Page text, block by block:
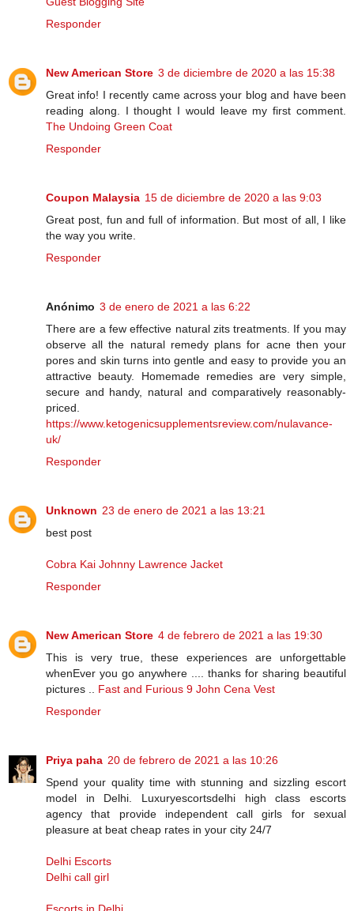
Responder
New American Store 3 de diciembre de 2020 a las 15:38
Great info! I recently came across your blog and have been
reading along. I thought I would leave my first comment.
The Undoing Green Coat
Responder
Coupon Malaysia 15 de diciembre de 2020 a las 9:03
Great post, fun and full of information. But most of all, I like
the way you write.
Responder
Anónimo 3 de enero de 2021 a las 6:22
There are a few effective natural zits treatments. If you may
observe all the natural remedy plans for acne then your
pores and skin turns into gentle and easy to provide you an
attractive beauty. Homemade remedies are very simple,
secure and handy, natural and comparatively reasonably-
priced.
https://www.ketogenicsupplementsreview.com/nulavance-
uk/
Responder
Unknown 23 de enero de 2021 a las 13:21
best post
Cobra Kai Johnny Lawrence Jacket
Responder
New American Store 4 de febrero de 2021 a las 19:30
This is very true, these experiences are unforgettable
whenEver you go anywhere .... thanks for sharing beautiful
pictures .. Fast and Furious 9 John Cena Vest
Responder
Priya paha 20 de febrero de 2021 a las 10:26
Spend your quality time with stunning and sizzling escort
model in Delhi. Luxuryescortsdelhi high class escorts
agency that provide independent call girls for sexual
pleasure at beat cheap rates in your city 24/7
Delhi Escorts
Delhi call girl